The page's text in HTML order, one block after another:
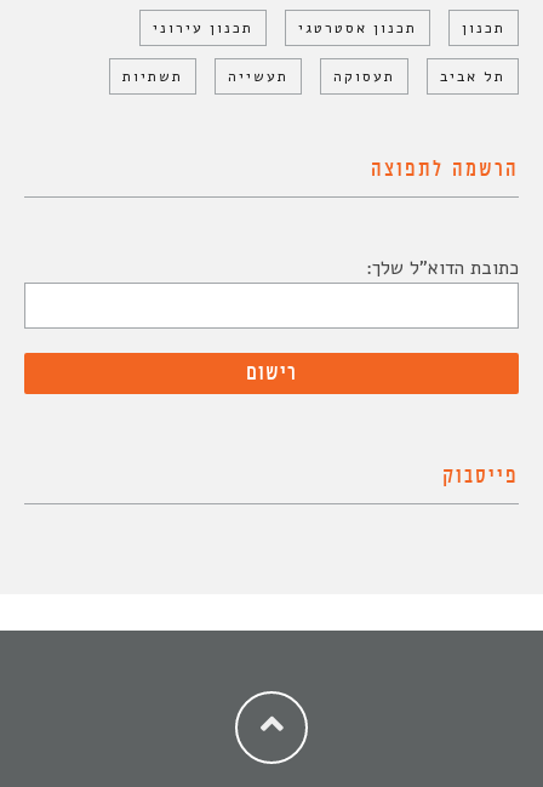
תכנון תכנון אסטרטגי תכנון עירוני
תל אביב תעסוקה תעשייה תשתיות
הרשמה לתפוצה
כתובת הדוא"ל שלך:
פייסבוק